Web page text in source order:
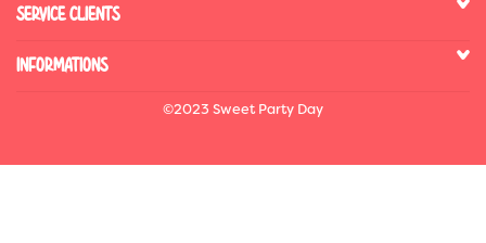
SERVICE CLIENTS
INFORMATIONS
©2023 Sweet Party Day